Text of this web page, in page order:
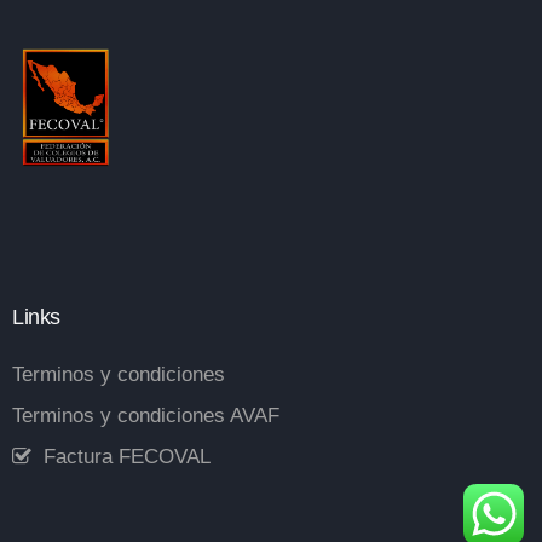
Links
Terminos y condiciones
Terminos y condiciones AVAF
Factura FECOVAL